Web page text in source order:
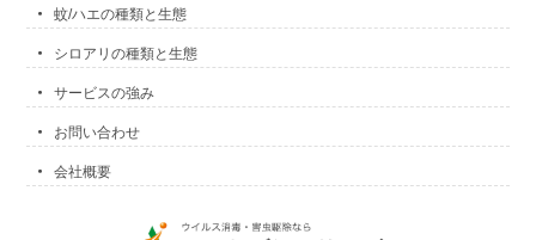
蚊/ハエの種類と生態
シロアリの種類と生態
サービスの強み
お問い合わせ
会社概要